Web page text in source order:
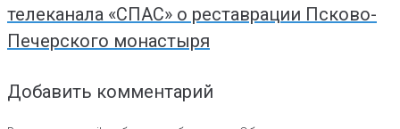
телеканала «СПАС» о реставрации Псково-
Печерского монастыря
Добавить комментарий